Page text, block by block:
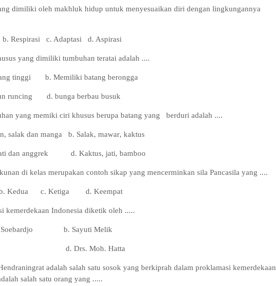
dimiliki oleh makhluk hidup untuk menyesuaikan diri dengan lingkungannya
Respirasi c. Adaptasi d. Aspirasi
yang dimiliki tumbuhan teratai adalah ....
tinggi b. Memiliki batang berongga
runcing d. bunga berbau busuk
yang memiki ciri khusus berupa batang yang berduri adalah ....
salak dan manga b. Salak, mawar, kaktus
dan anggrek d. Kaktus, jati, bamboo
di kelas merupakan contoh sikap yang mencerminkan sila Pancasila yang ....
Kedua c. Ketiga d. Keempat
kemerdekaan Indonesia diketik oleh .....
b. Sayuti Melik
d. Drs. Moh. Hatta
adalah salah satu sosok yang berkiprah dalam proklamasi kemerdekaan
salah satu orang yang .....